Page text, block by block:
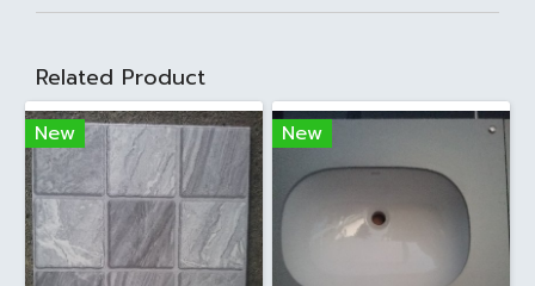
Related Product
New New